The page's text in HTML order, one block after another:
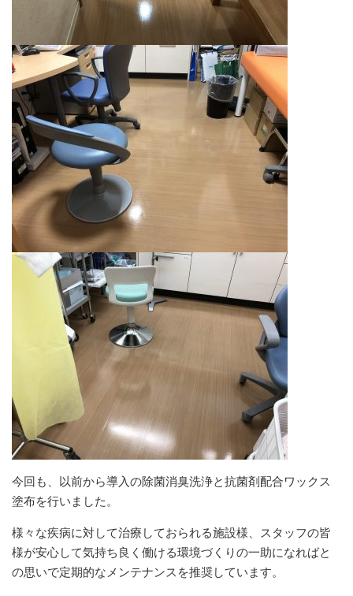
今回も、以前から導入の除菌消臭洗浄と抗菌剤配合ワックス
塗布を行いました。
様々な疾病に対して治療しておられる施設様、スタッフの皆
様が安心して気持ち良く働ける環境づくりの一助になればと
の思いで定期的なメンテナンスを推奨しています。